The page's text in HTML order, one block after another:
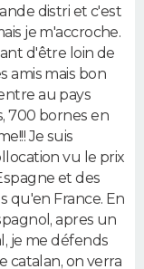
distri et c'est
je m'accroche.
d'être loin de
amis mais bon
au pays
700 bornes en
Je suis
vu le prix
et des
qu'en France. En
apres un
je me défends
catalan, on verra